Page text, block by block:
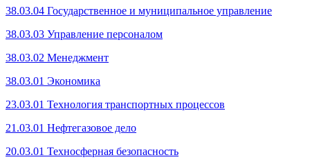
38.03.04 Государственное и муниципальное управление
38.03.03 Управление персоналом
38.03.02 Менеджмент
38.03.01 Экономика
23.03.01 Технология транспортных процессов
21.03.01 Нефтегазовое дело
20.03.01 Техносферная безопасность